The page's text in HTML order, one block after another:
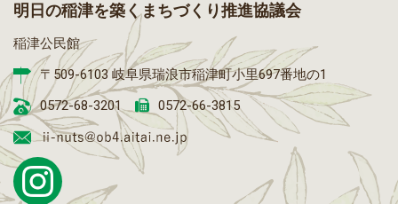
明日の稲津を築くまちづくり推進協議会
稲津公民館
〒509-6103 岐阜県瑞浪市稲津町小里697番地の1
0572-68-3201
0572-66-3815